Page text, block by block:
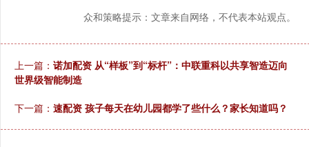
众和策略提示：文章来自网络，不代表本站观点。
上一篇： 诺加配资 从“样板”到“标杆”：中联重科以共享智造迈向
世界级智能制造
下一篇： 速配资 孩子每天在幼儿园都学了些什么？家长知道吗？